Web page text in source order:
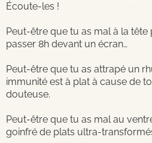
Écoute-les !
Peut-être que tu as mal à la
passer 8h devant un écran…
Peut-être que tu as attrapé un
immunité est à plat à cause de
douteuse.
Peut-être que tu as mal au
goinfré de plats ultra-